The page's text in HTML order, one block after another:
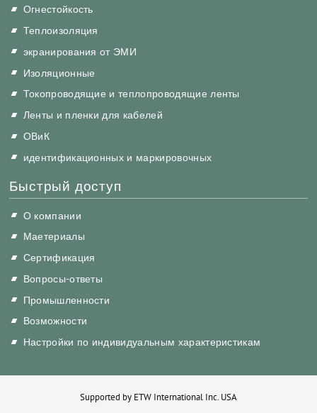
Огнестойкость
Теплоизоляция
экранирования от ЭМИ
Изоляционные
Токопроводящие и теплопроводящие ленты
Ленты и пленки для кабелей
ОВиК
идентификационных и маркировочных
Быстрый доступ
О компании
Маетериалы
Сертификация
Вопросы-ответы
Промышленности
Возможности
Настройки по индивидуальным характеристикам
Supported by ETW International Inc. USA